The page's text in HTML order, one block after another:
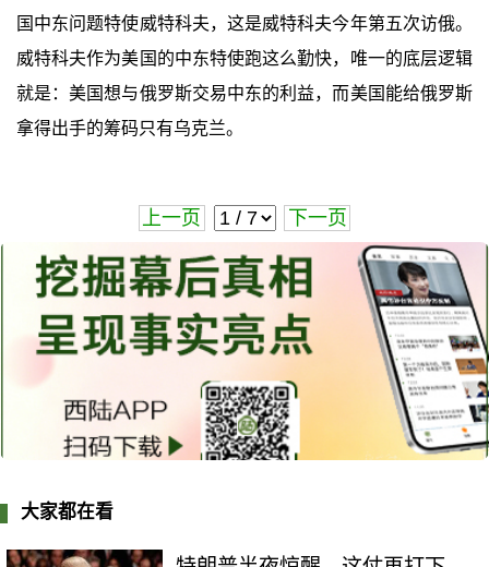
国中东问题特使威特科夫，这是威特科夫今年第五次访俄。
威特科夫作为美国的中东特使跑这么勤快，唯一的底层逻辑
就是：美国想与俄罗斯交易中东的利益，而美国能给俄罗斯
拿得出手的筹码只有乌克兰。
上一页 下一页
大家都在看